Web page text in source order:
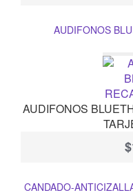
AUDIFONOS
AUDIFONOS
CANDADO-